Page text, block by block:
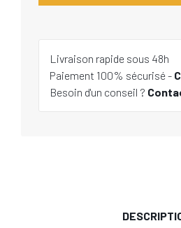
Livraison rapide sous 48h
Paiement 100% sécurisé -
Besoin d'un conseil ?